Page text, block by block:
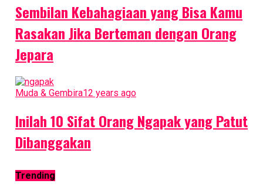
Sembilan Kebahagiaan yang Bisa Kamu
Rasakan Jika Berteman dengan Orang
Jepara
Muda & Gembira12 years ago
Inilah 10 Sifat Orang Ngapak yang Patut
Dibanggakan
Trending